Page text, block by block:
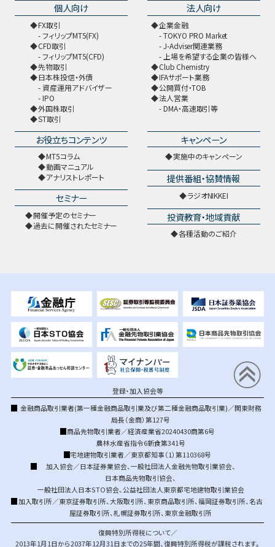
個人向け
FX取引
フィリップMT5(FX)
CFD取引
フィリップMT5(CFD)
先物取引
日本株投信・外債
資産運用アドバイザー
IPO
外国株取引
ST取引
法人向け
企業金融
TOKYO PRO Market
J-Adviser関連業務
上場を希望する企業の皆様へ
Club Chemistry
IFAサポート業務
公開買付・TOB
法人営業
DMA・高速取引等
お役立ちコンテンツ
MT5コラム
動画マニュアル
アナリストレポート
セミナー
開催予定のセミナー
過去に開催されたセミナー
キャンペーン
実施中のキャンペーン
提供番組・協賛情報
ラジオNIKKEI
投資教育・地域貢献
各種活動のご紹介
登録・加入協会等
金融商品取引業者(第一種金融商品取引業及び第二種金融商品取引業)／関東財務
局長（金商）第127号
商品先物取引業者／経済産業省20240430商第6号
農林水産省指令6新食第341号
宅地建物取引業者／東京都知事（1）第110368号
加入協会／日本証券業協会、 一般社団法人金融先物取引業協会、
日本商品先物取引協会、
一般社団法人日本STO協会、 公益社団法人東京都宅地建物取引業協会
加入取引所／東京証券取引所、大阪取引所、 東京商品取引所、福岡証券取引所、名古
屋証券取引所、札幌証券取引所、 東京金融取引所
復興特別所得税について／
2013年1月1日から2037年12月31日までの25年間、復興特別所得税が課税されます。